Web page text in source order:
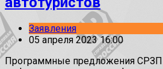
Заявления
05 апреля 2023 16:00
Программные предложения СРЗП